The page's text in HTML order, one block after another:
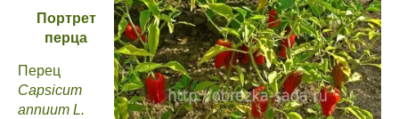
Портрет
перца
Перец
Capsicum
annuum L.